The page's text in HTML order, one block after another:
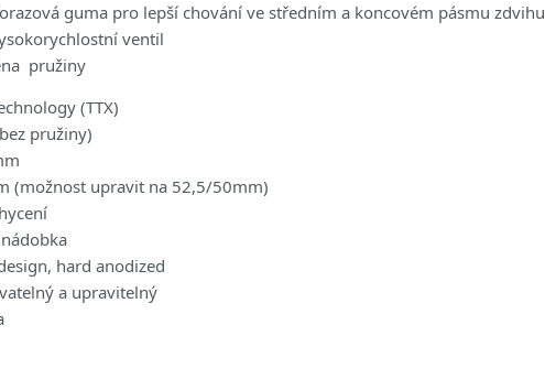
guma pro lepší chování ve středním a koncovém pásmu zdvihu
ventil
pružiny
(TTX)
pružiny)
(možnost upravit na 52,5/50mm)
hard anodized
a upravitelný